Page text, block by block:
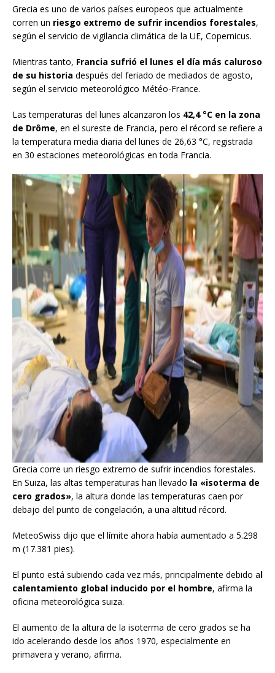
Grecia es uno de varios países europeos que actualmente
corren un riesgo extremo de sufrir incendios forestales,
según el servicio de vigilancia climática de la UE, Copernicus.
Mientras tanto, Francia sufrió el lunes el día más caluroso
de su historia después del feriado de mediados de agosto,
según el servicio meteorológico Météo-France.
Las temperaturas del lunes alcanzaron los 42,4 °C en la zona
de Drôme, en el sureste de Francia, pero el récord se refiere a
la temperatura media diaria del lunes de 26,63 °C, registrada
en 30 estaciones meteorológicas en toda Francia.
Grecia corre un riesgo extremo de sufrir incendios forestales.
En Suiza, las altas temperaturas han llevado la «isoterma de
cero grados», la altura donde las temperaturas caen por
debajo del punto de congelación, a una altitud récord.
MeteoSwiss dijo que el límite ahora había aumentado a 5.298
m (17.381 pies).
El punto está subiendo cada vez más, principalmente debido al
calentamiento global inducido por el hombre, afirma la
oficina meteorológica suiza.
El aumento de la altura de la isoterma de cero grados se ha
ido acelerando desde los años 1970, especialmente en
primavera y verano, afirma.